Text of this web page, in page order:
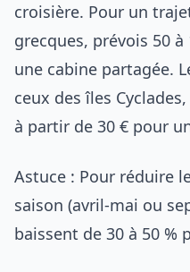
croisière. Pour un
grecques, prévois 50
une cabine partagée.
ceux des îles
à partir de 30 € pour
Astuce : Pour réduire
saison (avril-mai ou
baissent de 30 à 50